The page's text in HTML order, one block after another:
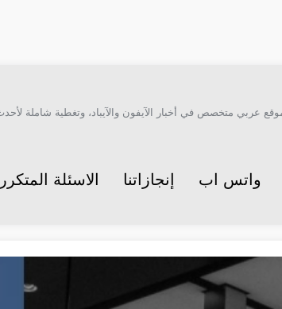
عربي متخصص في أخبار الآيفون والآيباد، وتغطية شاملة
واتس اب إنجازاتنا الاسئلة